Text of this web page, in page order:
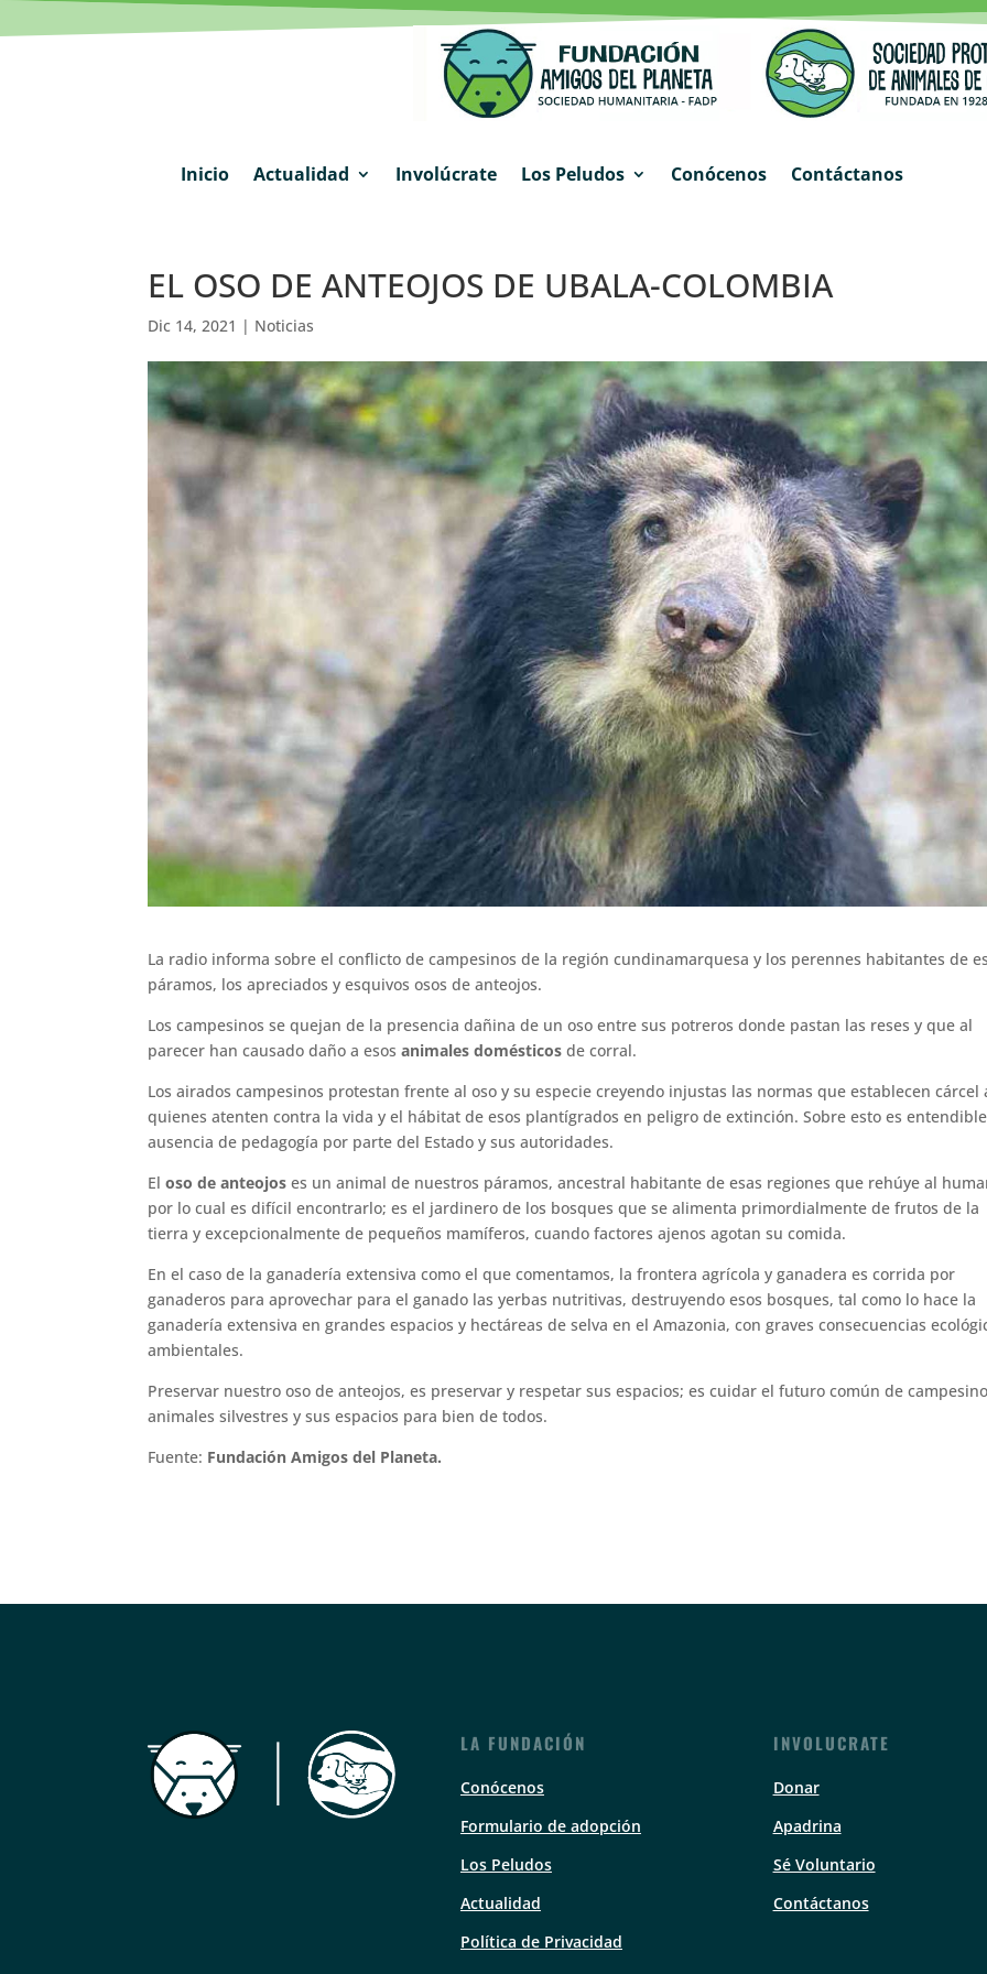
Inicio Actualidad Involúcrate Los Peludos Conócenos Contáctanos
EL OSO DE ANTEOJOS DE UBALA-COLOMBIA
Dic 14, 2021 | Noticias
La radio informa sobre el conflicto de campesinos de la región cundinamarquesa y los perennes habitantes de
páramos, los apreciados y esquivos osos de anteojos.
Los campesinos se quejan de la presencia dañina de un oso entre sus potreros donde pastan las reses y que al
parecer han causado daño a esosanimales domésticos de corral.
Los airados campesinos protestan frente al oso y su especie creyendo injustas las normas que establecen cárcel
quienes atenten contra la vida y el hábitat de esos plantígrados en peligro de extinción. Sobre esto es
ausencia de pedagogía por parte del Estado y sus autoridades.
Eloso de anteojoses un animal de nuestros páramos, ancestral habitante de esas regiones que rehúye al
por lo cual es difícil encontrarlo; es el jardinero de los bosques que se alimenta primordialmente de frutos de la
tierra y excepcionalmente de pequeños mamíferos, cuando factores ajenos agotan su comida.
En el caso de la ganadería extensiva como el que comentamos, la frontera agrícola y ganadera es corrida por
ganaderos para aprovechar para el ganado las yerbas nutritivas, destruyendo esos bosques, tal como lo hace la
ganadería extensiva en grandes espacios y hectáreas de selva en el Amazonia, con graves consecuencias
ambientales.
Preservar nuestro oso de anteojos, es preservar y respetar sus espacios; es cuidar el futuro común de
animales silvestres y sus espacios para bien de todos.
Fuente: Fundación Amigos del Planeta.
LA FUNDACIÓN
Conócenos
Formulario de adopción
Los Peludos
Actualidad
Política de Privacidad
INVOLUCRATE
Donar
Apadrina
Sé Voluntario
Contáctanos